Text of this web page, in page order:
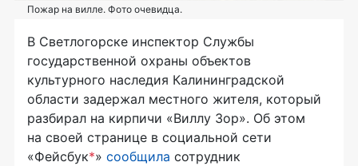
Пожар на вилле. Фото очевидца.
В Светлогорске инспектор Службы
государственной охраны объектов
культурного наследия Калининградской
области задержал местного жителя, который
разбирал на кирпичи «Виллу Зор». Об этом
на своей странице в социальной сети
«Фейсбук*» сообщила сотрудник